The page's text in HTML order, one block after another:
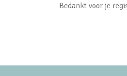
Bedankt voor je